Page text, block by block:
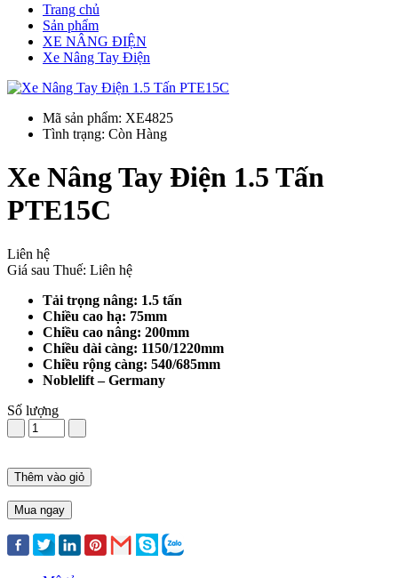
Trang chủ
Sản phẩm
XE NÂNG ĐIỆN
Xe Nâng Tay Điện
Mã sản phẩm: XE4825
Tình trạng: Còn Hàng
Xe Nâng Tay Điện 1.5 Tấn
PTE15C
Liên hệ
Giá sau Thuế: Liên hệ
Tải trọng nâng: 1.5 tấn
Chiều cao hạ: 75mm
Chiều cao nâng: 200mm
Chiều dài càng: 1150/1220mm
Chiều rộng càng: 540/685mm
Noblelift – Germany
Số lượng
Thêm vào giỏ
Mua ngay